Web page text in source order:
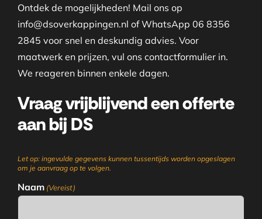
Ontdek de mogelijkheden! Mail ons op
info@dsoverkappingen.nl of WhatsApp 06 8356
2845 voor snel en deskundig advies. Voor
maatwerk en prijzen, vul ons contactformulier in.
We reageren binnen enkele dagen.
Vraag vrijblijvend een offerte
aan bij DS
Let op: ingevulde gegevens kunnen tussentijds worden opgeslagen
om je aanvraag op te volgen.
Naam (Vereist)